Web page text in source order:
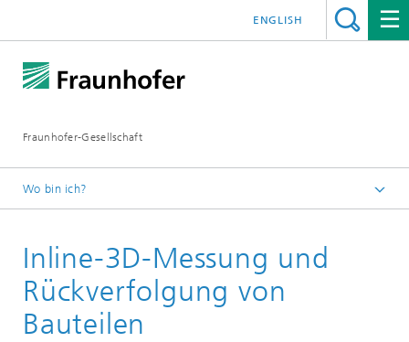
Fraunhofer-Gesellschaft
ENGLISH
Wo bin ich?
Technologien und Anwendungen
Technologien
Optische 3D-Messtechnik
Inline-3D-Messung und
Rückverfolgung von
Bauteilen